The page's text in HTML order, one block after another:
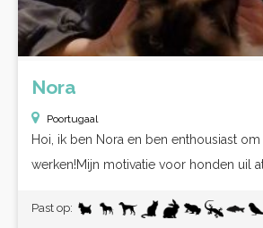
Nora
Poortugaal
Hoi, ik ben Nora en ben enthousiast
werken!Mijn motivatie voor honden uil
Past op: